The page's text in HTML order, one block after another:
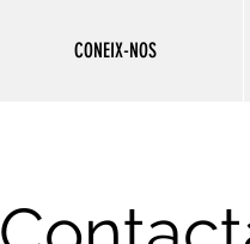
CONEIX-NOS